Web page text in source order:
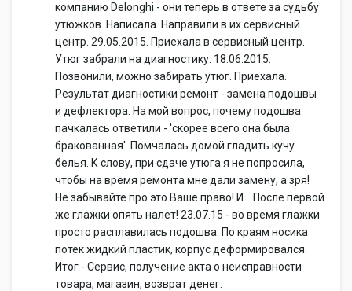
компанию Delonghi - они теперь в ответе за судьбу
утюжков. Написала. Направили в их сервисный
центр. 29.05.2015. Приехала в сервисный центр.
Утюг забрали на диагностику. 18.06.2015.
Позвонили, можно забирать утюг. Приехала.
Результат диагностики ремонт - замена подошвы
и дефлектора. На мой вопрос, почему подошва
пачкалась ответили - 'скорее всего она была
бракованная'. Помчалась домой гладить кучу
белья. К слову, при сдаче утюга я не попросила,
чтобы на время ремонта мне дали замену, а зря!
Не забывайте про это Ваше право! И... После первой
же глажки опять налет! 23.07.15 - во время глажки
просто расплавилась подошва. По краям носика
потек жидкий пластик, корпус деформировался.
Итог - Сервис, получение акта о неисправности
товара, магазин, возврат денег.